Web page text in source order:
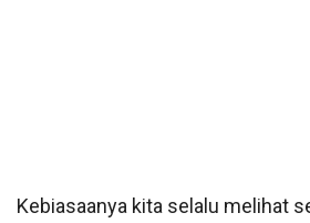
Kebiasaanya kita selalu melihat